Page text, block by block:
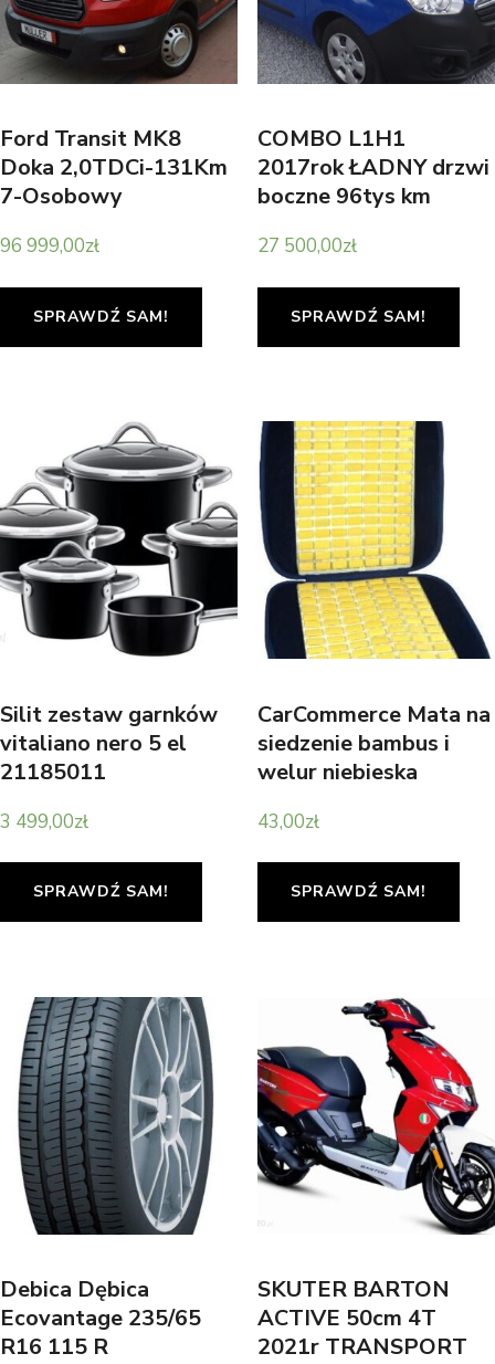
Ford Transit MK8
Doka 2,0TDCi-131Km
7-Osobowy
96 999,00zł
SPRAWDŹ SAM!
COMBO L1H1
2017rok ŁADNY drzwi
boczne 96tys km
27 500,00zł
SPRAWDŹ SAM!
Silit zestaw garnków
vitaliano nero 5 el
21185011
3 499,00zł
SPRAWDŹ SAM!
CarCommerce Mata na
siedzenie bambus i
welur niebieska
43,00zł
SPRAWDŹ SAM!
Debica Dębica
Ecovantage 235/65
R16 115 R
SKUTER BARTON
ACTIVE 50cm 4T
2021r TRANSPORT